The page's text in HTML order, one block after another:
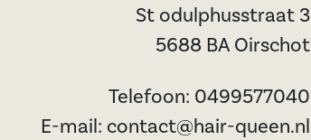
St odulphusstraat 3
5688 BA Oirschot
Telefoon: 0499577040
E-mail: contact@hair-queen.nl